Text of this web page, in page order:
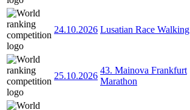
24.10.2026 Lusatian Race Walking
25.10.2026
43. Mainova Frankfurt
Marathon